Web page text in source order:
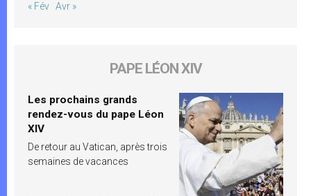
« Fév Avr »
PAPE LÉON XIV
Les prochains grands
rendez-vous du pape Léon
XIV
De retour au Vatican, après trois
semaines de vacances